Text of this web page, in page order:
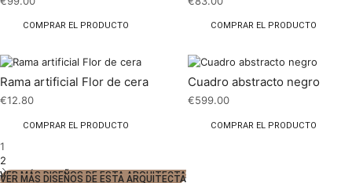
COMPRAR EL PRODUCTO COMPRAR EL PRODUCTO
Rama artificial Flor de cera
€12.80
COMPRAR EL PRODUCTO
Cuadro abstracto negro
€599.00
COMPRAR EL PRODUCTO
1
2
VER MÁS DISEÑOS DE ESTA ARQUITECTA
VER MÁS DISEÑOS DE ESTA ARQUITECTA